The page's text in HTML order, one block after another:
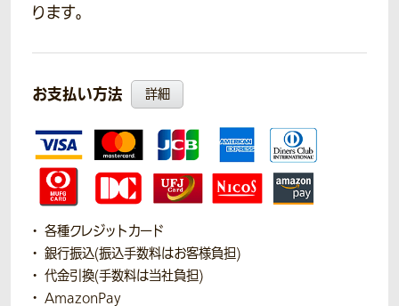
ります。
お支払い方法 詳細
各種クレジットカード
銀行振込(振込手数料はお客様負担)
代金引換(手数料は当社負担)
AmazonPay